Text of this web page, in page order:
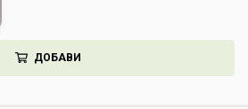
ДОБАВИ